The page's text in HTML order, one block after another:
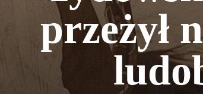
przeżył